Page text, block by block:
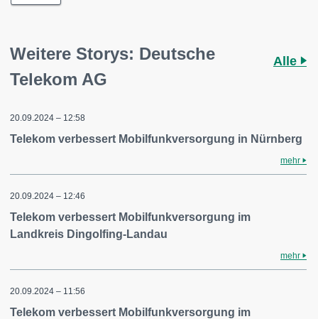
Weitere Storys: Deutsche
Telekom AG
Alle
20.09.2024 – 12:58
Telekom verbessert Mobilfunkversorgung in Nürnberg
mehr
20.09.2024 – 12:46
Telekom verbessert Mobilfunkversorgung im
Landkreis Dingolfing-Landau
mehr
20.09.2024 – 11:56
Telekom verbessert Mobilfunkversorgung im